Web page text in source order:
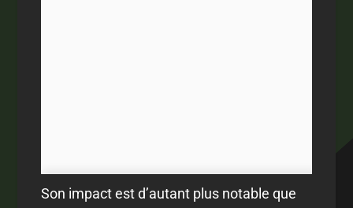
Son impact est d’autant plus notable que